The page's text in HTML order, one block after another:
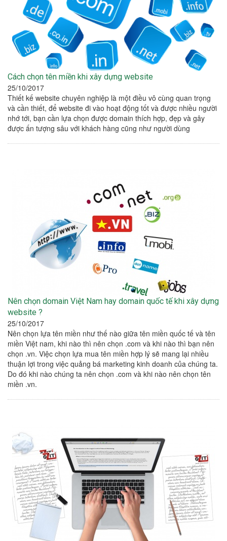
Cách chọn tên miền khi xây dựng website
25/10/2017
Thiết kế website chuyên nghiệp là một điều vô cùng quan trọng
và cần thiết, để website đi vào hoạt động tốt và được nhiều người
nhớ tới, bạn cần lựa chọn được domain thích hợp, đẹp và gây
được ấn tượng sâu với khách hàng cũng như người dùng
Nên chọn domain Việt Nam hay domain quốc tế khi xây dựng
website ?
25/10/2017
Nên chọn lựa tên miền như thế nào giữa tên miền quốc tế và tên
miền Việt nam, khi nào thì nên chọn .com và khi nào thì bạn nên
chọn .vn. Việc chọn lựa mua tên miền hợp lý sẽ mang lại nhiều
thuận lợi trong việc quảng bá marketing kinh doanh của chúng ta.
Do đó khi nào chúng ta nên chọn .com và khi nào nên chọn tên
miền .vn.